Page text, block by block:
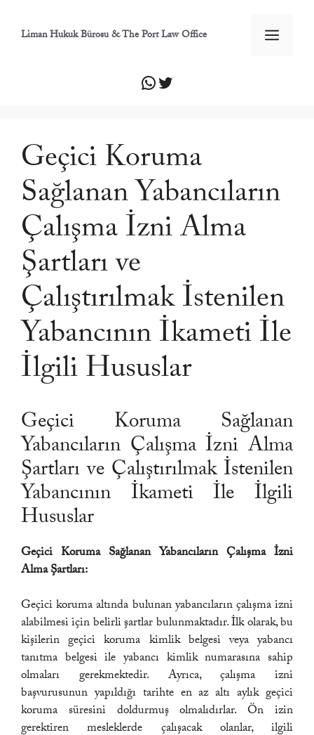
Liman Hukuk Bürosu & The Port Law Office
WhatsApp
Twitter
Geçici Koruma
Sağlanan Yabancıların
Çalışma İzni Alma
Şartları ve
Çalıştırılmak İstenilen
Yabancının İkameti İle
İlgili Hususlar
Geçici Koruma Sağlanan
Yabancıların Çalışma İzni Alma
Şartları ve Çalıştırılmak İstenilen
Yabancının İkameti İle İlgili
Hususlar
Geçici Koruma Sağlanan Yabancıların Çalışma İzni
Alma Şartları:
Geçici koruma altında bulunan yabancıların çalışma izni
alabilmesi için belirli şartlar bulunmaktadır. İlk olarak, bu
kişilerin geçici koruma kimlik belgesi veya yabancı
tanıtma belgesi ile yabancı kimlik numarasına sahip
olmaları gerekmektedir. Ayrıca, çalışma izni
başvurusunun yapıldığı tarihte en az altı aylık geçici
koruma süresini doldurmuş olmalıdırlar. Ön izin
gerektiren mesleklerde çalışacak olanlar, ilgili